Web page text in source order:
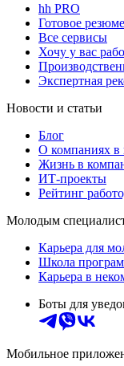
hh PRO
Готовое резюме
Все сервисы
Хочу у вас
Экспертная
Новости и статьи
Блог
О компаниях в
Жизнь в
ИТ-проекты
Рейтинг
Молодым
Карьера для
Школа
Карьера в
Боты для
Мобильное